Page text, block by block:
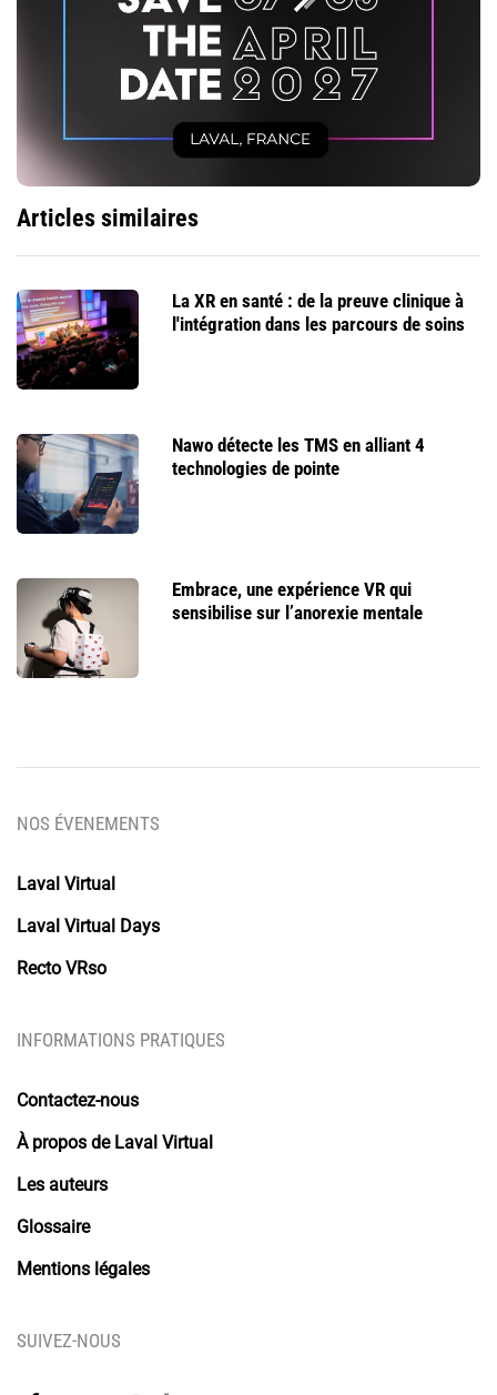
Articles similaires
La XR en santé : de la preuve clinique à
l'intégration dans les parcours de soins
Nawo détecte les TMS en alliant 4
technologies de pointe
Embrace, une expérience VR qui
sensibilise sur l’anorexie mentale
NOS ÉVENEMENTS
Laval Virtual
Laval Virtual Days
Recto VRso
INFORMATIONS PRATIQUES
Contactez-nous
À propos de Laval Virtual
Les auteurs
Glossaire
Mentions légales
SUIVEZ-NOUS